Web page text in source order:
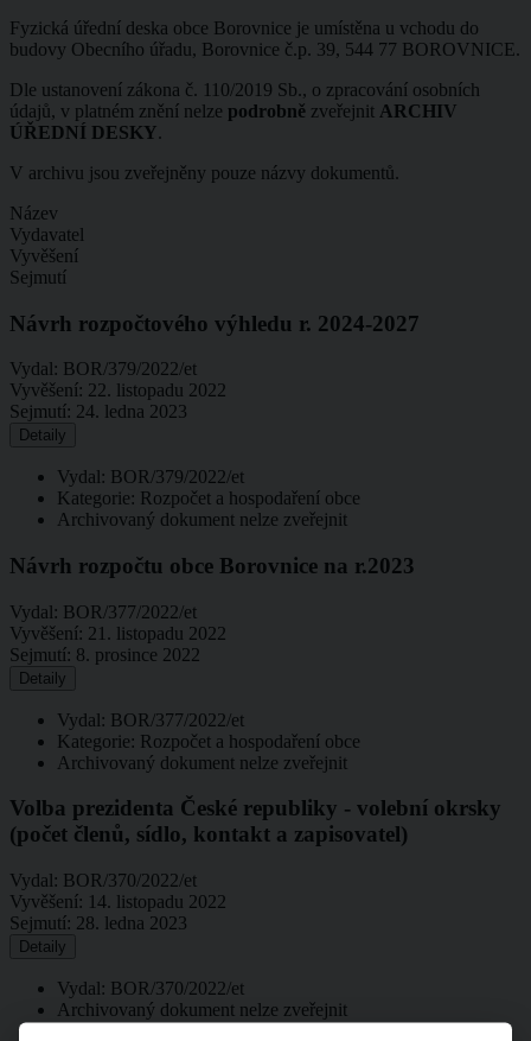
Fyzická úřední deska obce Borovnice je umístěna u vchodu do
budovy Obecního úřadu, Borovnice č.p. 39, 544 77 BOROVNICE.
Dle ustanovení zákona č. 110/2019 Sb., o zpracování osobních
údajů, v platném znění nelze podrobně zveřejnit ARCHIV
ÚŘEDNÍ DESKY.
V archivu jsou zveřejněny pouze názvy dokumentů.
Název
Vydavatel
Vyvěšení
Sejmutí
Návrh rozpočtového výhledu r. 2024-2027
Vydal: BOR/379/2022/et
Vyvěšení: 22. listopadu 2022
Sejmutí: 24. ledna 2023
Detaily
Vydal: BOR/379/2022/et
Kategorie: Rozpočet a hospodaření obce
Archivovaný dokument nelze zveřejnit
Návrh rozpočtu obce Borovnice na r.2023
Vydal: BOR/377/2022/et
Vyvěšení: 21. listopadu 2022
Sejmutí: 8. prosince 2022
Detaily
Vydal: BOR/377/2022/et
Kategorie: Rozpočet a hospodaření obce
Archivovaný dokument nelze zveřejnit
Volba prezidenta České republiky - volební okrsky
(počet členů, sídlo, kontakt a zapisovatel)
Vydal: BOR/370/2022/et
Vyvěšení: 14. listopadu 2022
Sejmutí: 28. ledna 2023
Detaily
Vydal: BOR/370/2022/et
Archivovaný dokument nelze zveřejnit